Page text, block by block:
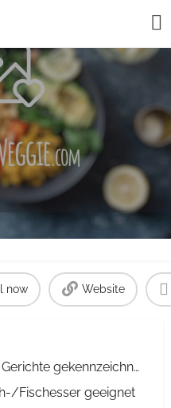
now Website
Vegetarische und Vegane Gerichte gekennzeichnet
Fischesser geeignet